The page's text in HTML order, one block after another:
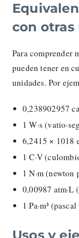
con otras
Para comprender
pueden tener en
unidades. Por
0,238902957
1 W·s
6,2415 × 1018
1 C·V
1 N·m (newton
0,00987 atm·L
1 Pa·m³